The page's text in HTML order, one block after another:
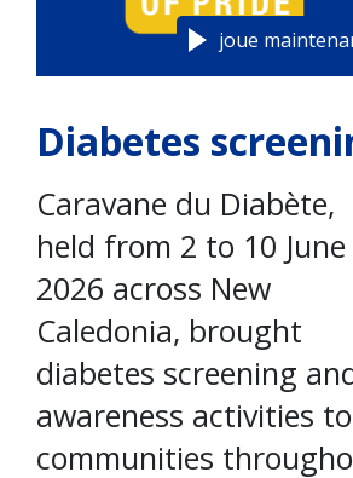
joue
Diabetes
Caravane du Diabète,
held from 2 to 10 June
2026 across New
Caledonia, brought
diabetes screening
awareness activities to
communities